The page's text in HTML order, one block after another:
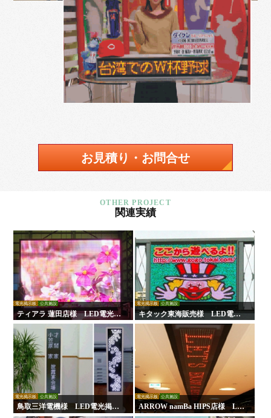
お見積り・お問合せ
関連実績
電光掲示板 公共施設
ティアラ 蓮田店様 LED電光掲
示板
電光掲示板 公共施設
キタック東海販売様 LED電光
掲示板
電光掲示板 公共施設
鳥取三洋電機様 LED電光掲示
板
電光掲示板 公共施設
ARROW namBa HIPS店様 LE
D電光掲示板